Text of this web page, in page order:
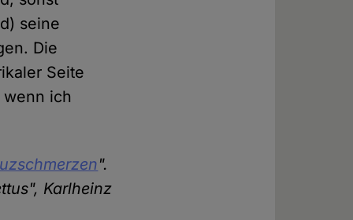
seine
Die
Seite
ich
".
Karlheinz